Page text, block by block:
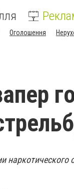
Оголошення
наркотического